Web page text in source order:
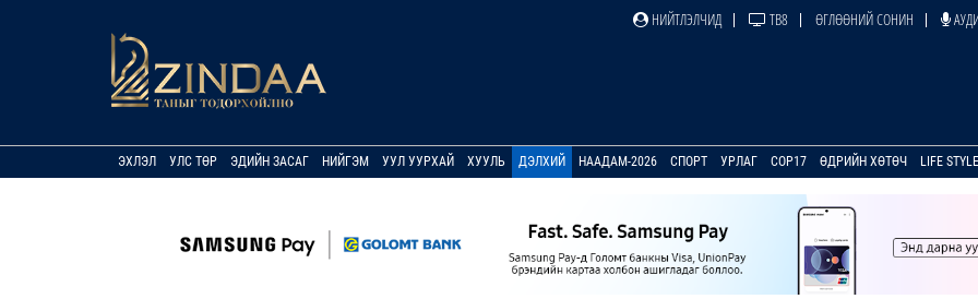
НИЙТЛЭЛЧИД ТВ8 ӨГЛӨӨНИЙ СОНИН
ЭХЛЭЛ УЛС ТӨР ЭДИЙН ЗАСАГ НИЙГЭМ УУЛ УУРХАЙ ХУУЛЬ ДЭЛХИЙ НААДАМ-2026 СПОРТ УРЛАГ COP17 ӨДРИЙН ХӨТӨЧ LIFE STYLE